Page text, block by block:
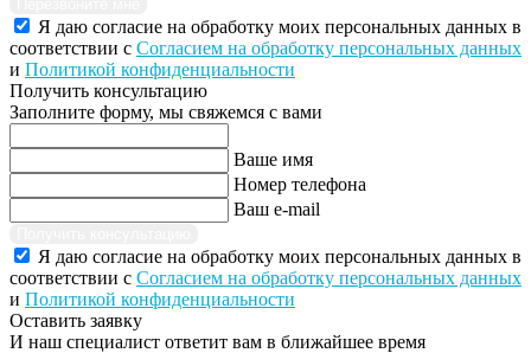
Я даю согласие на обработку моих персональных данных в
соответствии с Согласием на обработку персональных данных
и Политикой конфиденциальности
Получить консультацию
Заполните форму, мы свяжемся с вами
Ваше имя
Номер телефона
Ваш e-mail
Я даю согласие на обработку моих персональных данных в
соответствии с Согласием на обработку персональных данных
и Политикой конфиденциальности
Оставить заявку
И наш специалист ответит вам в ближайшее время